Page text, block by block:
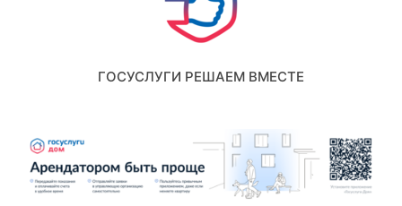
ГОСУСЛУГИ РЕШАЕМ ВМЕСТЕ